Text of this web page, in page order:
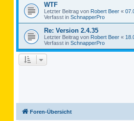
WTF
Letzter Beitrag von Robert Beer «
Verfasst in SchnapperPro
Re: Version 2.4.35
Letzter Beitrag von Robert Beer «
Verfasst in SchnapperPro
Foren-Übersicht